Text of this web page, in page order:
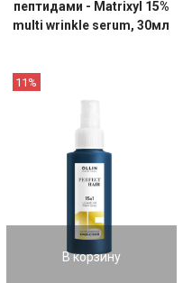
пептидами - Matrixyl 15%
multi wrinkle serum, 30мл
В корзину
11%